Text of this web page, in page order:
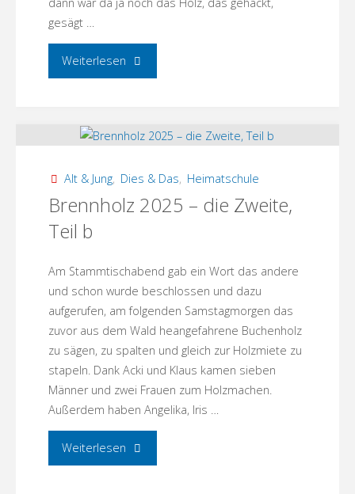
gesägt …
Weiterlesen "Heimatschulenputz
Brennholz,
Zweite,
c"
Alt & Jung, Dies & Das, Heimatschule
Brennholz 2025 – die Zweite,
Teil b
Am Stammtischabend gab ein Wort das andere
und schon wurde beschlossen und dazu
aufgerufen, am folgenden Samstagmorgen das
zuvor aus dem Wald heangefahrene Buchenholz
zu sägen, zu spalten und gleich zur Holzmiete zu
stapeln. Dank Acki und Klaus kamen sieben
Männer und zwei Frauen zum Holzmachen.
Außerdem haben Angelika, Iris …
Weiterlesen "Brennholz